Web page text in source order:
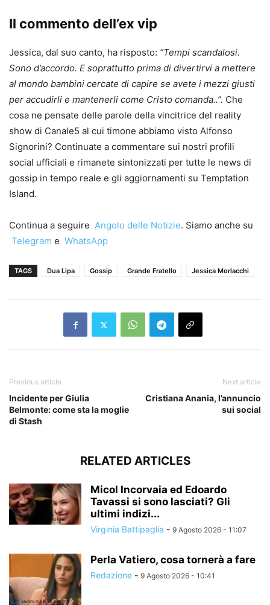
Il commento dell’ex vip
Jessica, dal suo canto, ha risposto: “Tempi scandalosi.
Sono d’accordo. E soprattutto prima di divertirvi a mettere
al mondo bambini cercate di capire se avete i mezzi giusti
per accudirli e mantenerli come Cristo comanda..”. Che
cosa ne pensate delle parole della vincitrice del reality
show di Canale5 al cui timone abbiamo visto Alfonso
Signorini? Continuate a commentare sui nostri profili
social ufficiali e rimanete sintonizzati per tutte le news di
gossip in tempo reale e gli aggiornamenti su Temptation
Island.
Continua a seguire Angolo delle Notizie. Siamo anche su
Telegram e WhatsApp
TAGS Dua Lipa Gossip Grande Fratello Jessica Morlacchi
Previous article
Incidente per Giulia
Belmonte: come sta la moglie
di Stash
Next article
Cristiana Anania, l’annuncio
sui social
RELATED ARTICLES
Micol Incorvaia ed Edoardo
Tavassi si sono lasciati? Gli
ultimi indizi...
Virginia Battipaglia - 9 Agosto 2026 - 11:07
Perla Vatiero, cosa tornerà a fare
Redazione - 9 Agosto 2026 - 10:41